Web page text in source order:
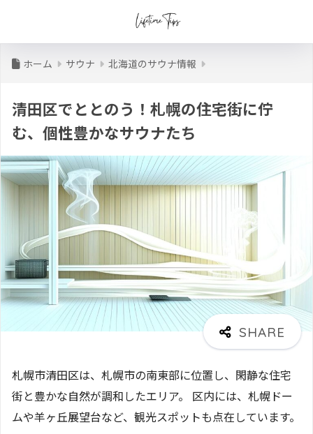
ホーム サウナ 北海道のサウナ情報
清田区でととのう！札幌の住宅街に佇
む、個性豊かなサウナたち
札幌市清田区は、札幌市の南東部に位置し、閑静な住宅
街と豊かな自然が調和したエリア。 区内には、札幌ドー
ムや羊ヶ丘展望台など、観光スポットも点在しています。